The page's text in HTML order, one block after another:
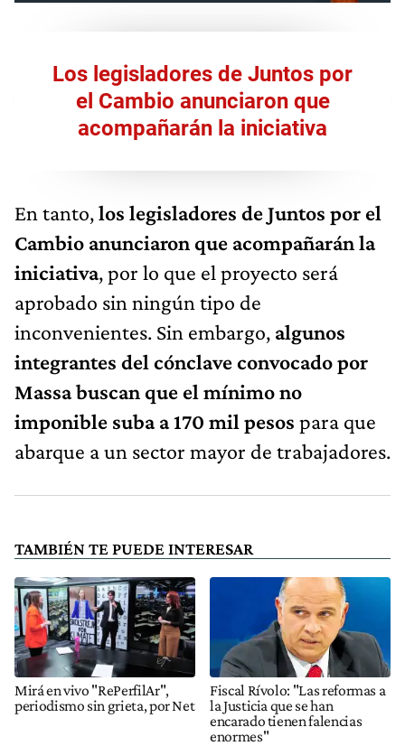
Los legisladores de Juntos por
el Cambio anunciaron que
acompañarán la iniciativa
En tanto,los legisladores de Juntos por el
Cambio anunciaron que acompañarán la
iniciativa, por lo que el proyecto será
aprobado sin ningún tipo de
inconvenientes. Sin embargo, algunos
integrantes del cónclave convocado por
Massa buscan que el mínimo no
imponible suba a 170 mil pesos para que
abarque a un sector mayor de trabajadores.
TAMBIÉN TE PUEDE INTERESAR
Mirá en vivo "RePerfilAr",
periodismo sin grieta, por Net
Fiscal Rívolo: "Las reformas a
la Justicia que se han
encarado tienen falencias
enormes"